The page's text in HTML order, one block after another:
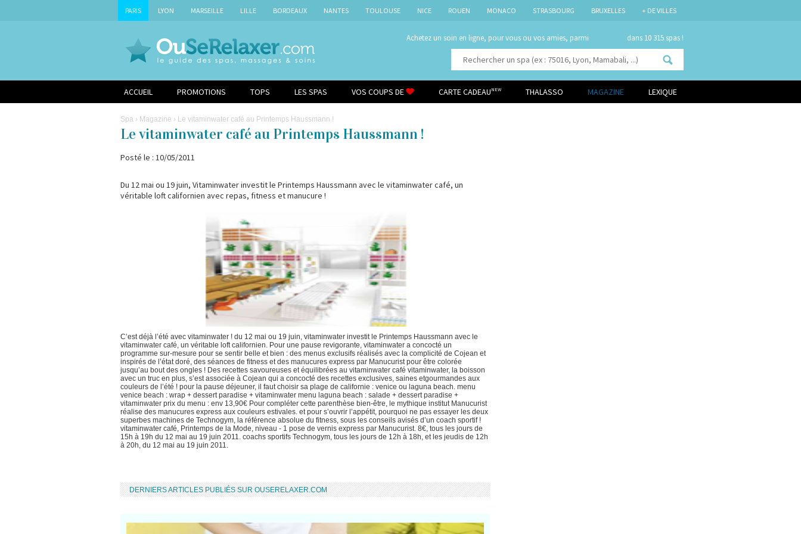
PARIS LYON MARSEILLE LILLE BORDEAUX NANTES TOULOUSE NICE ROUEN MONACO STRASBOURG BRUXELLES + DE VILLES
Achetez un soin en ligne, pour vous ou vos amies, parmi dans 10 315 spas !
ACCUEIL PROMOTIONS TOPS LES SPAS VOS COUPS DE CARTE CADEAU NEW THALASSO MAGAZINE LEXIQUE
Spa › Magazine › Le vitaminwater café au Printemps Haussmann !
Le vitaminwater café au Printemps Haussmann !
Posté le : 10/05/2011
Du 12 mai ou 19 juin, Vitaminwater investit le Printemps Haussmann avec le vitaminwater café, un
véritable loft californien avec repas, fitness et manucure !
C’est déjà l’été avec vitaminwater ! du 12 mai ou 19 juin, vitaminwater investit le Printemps Haussmann avec le
vitaminwater café, un véritable loft californien. Pour une pause revigorante, vitaminwater a concocté un
programme sur-mesure pour se sentir belle et bien : des menus exclusifs réalisés avec la complicité de Cojean et
inspirés de l’état doré, des séances de fitness et des manucures express par Manucurist pour être colorée
jusqu’au bout des ongles ! Des recettes savoureuses et équilibrées au vitaminwater café vitaminwater, la boisson
avec un truc en plus, s’est associée à Cojean qui a concocté des recettes exclusives, saines etgourmandes aux
couleurs de l’été ! pour la pause déjeuner, il faut choisir sa plage de californie : venice ou laguna beach. menu
venice beach : wrap + dessert paradise + vitaminwater menu laguna beach : salade + dessert paradise +
vitaminwater prix du menu : env 13,90€ Pour compléter cette parenthèse bien-être, le mythique institut Manucurist
réalise des manucures express aux couleurs estivales. et pour s’ouvrir l’appétit, pourquoi ne pas essayer les deux
superbes machines de Technogym, la référence absolue du fitness, sous les conseils avisés d’un coach sportif !
vitaminwater café, Printemps de la Mode, niveau - 1 pose de vernis express par Manucurist. 8€, tous les jours de
15h à 19h du 12 mai au 19 juin 2011. coachs sportifs Technogym, tous les jours de 12h à 18h, et les jeudis de 12h
à 20h, du 12 mai au 19 juin 2011.
DERNIERS ARTICLES PUBLIÉS SUR OUSERELAXER.COM